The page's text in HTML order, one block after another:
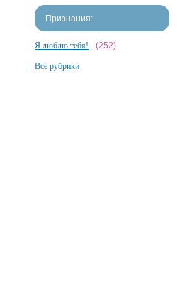
Признания:
Я люблю тебя! (252)
Все рубрики